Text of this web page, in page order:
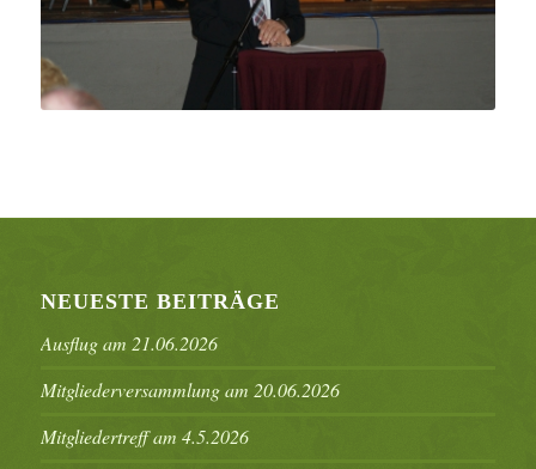
NEUESTE BEITRÄGE
Ausflug am 21.06.2026
Mitgliederversammlung am 20.06.2026
Mitgliedertreff am 4.5.2026